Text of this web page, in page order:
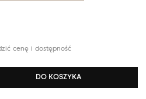
cenę i dostępność
DO KOSZYKA